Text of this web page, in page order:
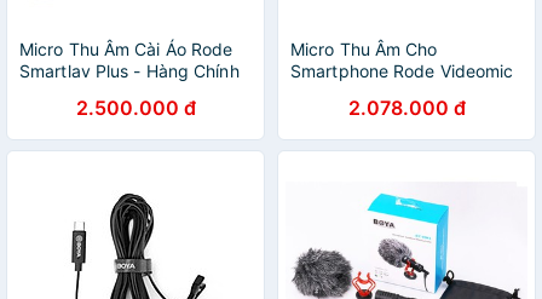
Micro Thu Âm Cài Áo Rode
Smartlav Plus - Hàng Chính
2.500.000 đ
Micro Thu Âm Cho
Smartphone Rode Videomic
2.078.000 đ